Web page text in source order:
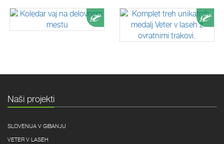
Ponudba
Naši projekti
SLOVENIJA V GIBANJU
VETER V LASEH